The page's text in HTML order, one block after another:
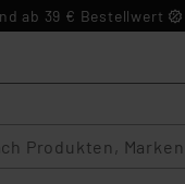
ab 39 € Bestellwert